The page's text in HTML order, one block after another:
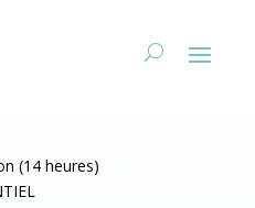
(14 heures)